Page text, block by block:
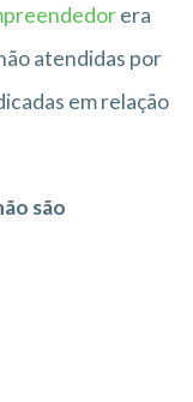
era
atendidas por
em relação
são